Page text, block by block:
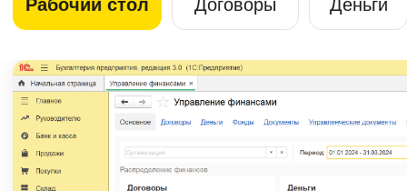
Записаться
Новые возможности
для всей команды